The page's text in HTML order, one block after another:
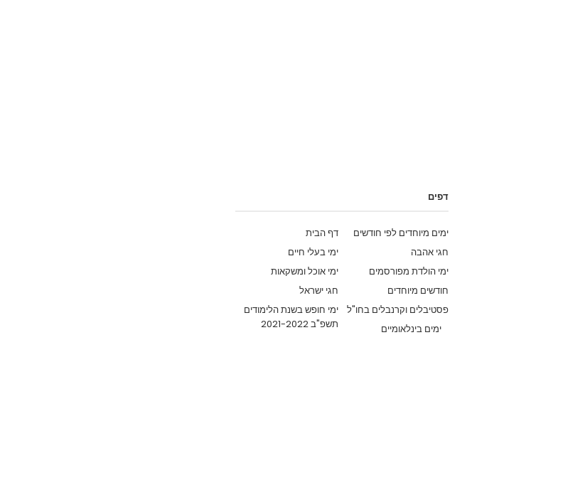
דפים
דף הבית
ימים מיוחדים לפי חודשים
ימי בעלי חיים
חגי אהבה
ימי אוכל ומשקאות
ימי הולדת מפורסמים
חגי ישראל
חודשים מיוחדים
ימי חופש בשנת הלימודים
תשפ"ב 2021-2022
פסטיבלים וקרנבלים בחו"ל
ימים בינלאומיים